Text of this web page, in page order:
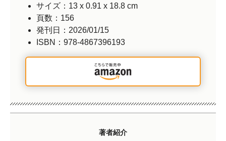
サイズ：13 x 0.91 x 18.8 cm
頁数：156
発刊日：2026/01/15
ISBN：978-4867396193
著者紹介